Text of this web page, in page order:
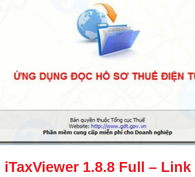
iTaxViewer 1.8.8 Full – Link